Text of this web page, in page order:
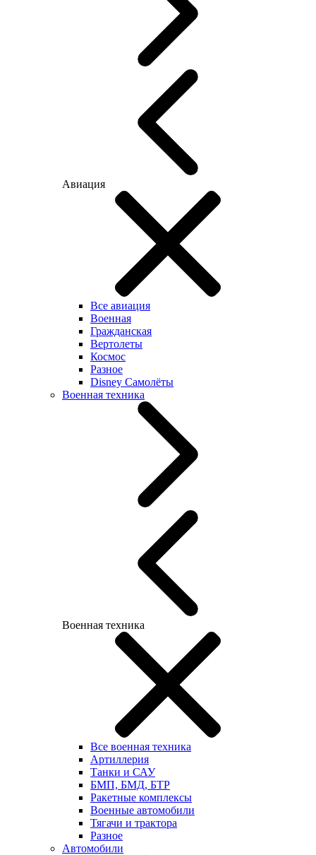
Авиация
Все авиация
Военная
Гражданская
Вертолеты
Космос
Разное
Disney Самолёты
Военная техника
Военная техника
Все военная техника
Артиллерия
Танки и САУ
БМП, БМД, БТР
Ракетные комплексы
Военные автомобили
Тягачи и трактора
Разное
Автомобили